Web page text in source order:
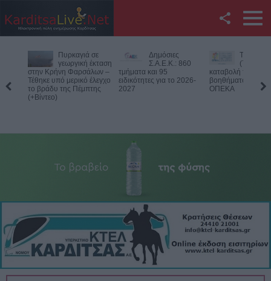
Twitter
YouTube
RSS
Επικοινωνία με το
Δημόσιες
Σ.Α.Ε.Κ.: 860
τμήματα και 95
ειδικότητες για το 2026-
2027
Την Παρασκευή
(7/8) η δεύτερη
καταβολή του
βοηθήματος του ΛΑΕ-
ΟΠΕΚΑ
Νεκρός
αγροτική
περιοχή του
Πιθανό